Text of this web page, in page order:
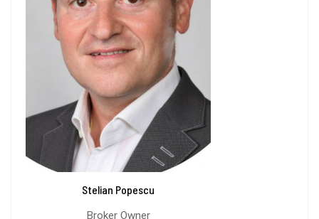
Stelian Popescu
Broker Owner